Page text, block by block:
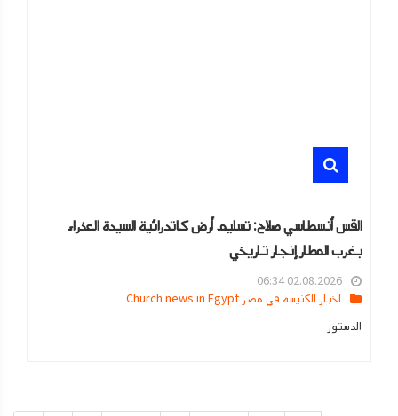
القس أنسطاسي صلاح: تسليم أرض كاتدرائية السيدة العذراء
بغرب المطار إنجاز تاريخي
02.08.2026 06:34
اخبار الكنيسه في مصر Church news in Egypt
الدستور